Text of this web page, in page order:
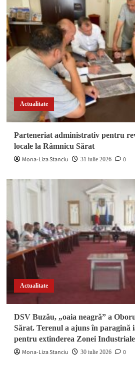
Actualitate
Parteneriat administrativ pentru
locale la Râmnicu Sărat
Mona-Liza Stanciu
31 iulie 2026 0
Actualitate
DSV Buzău, „oaia neagră” a
Sărat. Terenul a ajuns în paragină
pentru extinderea Zonei Industriale
Mona-Liza Stanciu
30 iulie 2026 0